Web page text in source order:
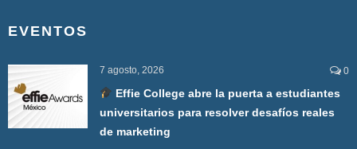
EVENTOS
7 agosto, 2026 0
Effie College abre la puerta a estudiantes
universitarios para resolver desafíos reales
de marketing